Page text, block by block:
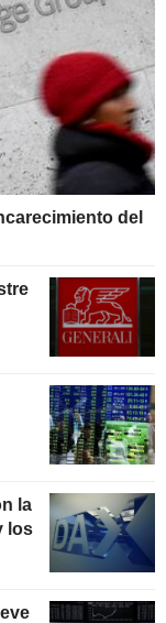
del
la
los